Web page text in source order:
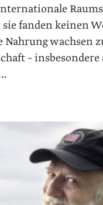
fanden ­keinen
Nahrung wachsen
– insbesondere